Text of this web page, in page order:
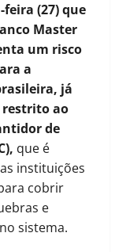
(27) que
Master
um risco
a
já
ao
de
que é
instituições
cobrir
e
sistema.